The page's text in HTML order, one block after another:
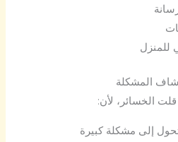
للمنزل
المشكلة
الخسائر، لأن:
إلى مشكلة كبيرة